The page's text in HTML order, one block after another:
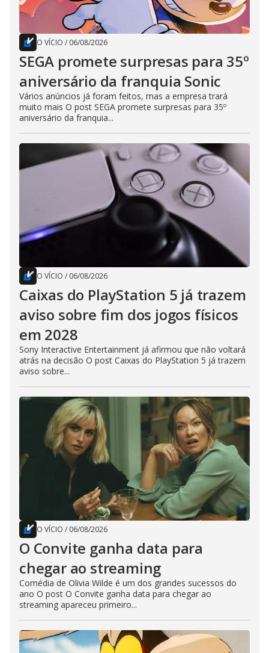
O VÍCIO / 06/08/2026
SEGA promete surpresas para 35º
aniversário da franquia Sonic
Vários anúncios já foram feitos, mas a empresa trará
muito mais O post SEGA promete surpresas para 35º
aniversário da franquia...
O VÍCIO / 06/08/2026
Caixas do PlayStation 5 já trazem
aviso sobre fim dos jogos físicos
em 2028
Sony Interactive Entertainment já afirmou que não voltará
atrás na decisão O post Caixas do PlayStation 5 já trazem
aviso sobre...
O VÍCIO / 06/08/2026
O Convite ganha data para
chegar ao streaming
Comédia de Olivia Wilde é um dos grandes sucessos do
ano O post O Convite ganha data para chegar ao
streaming apareceu primeiro...